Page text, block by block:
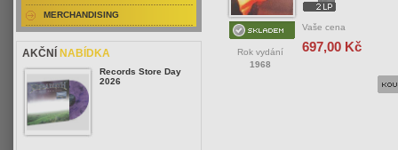
Rok vydání
1968
Vaše cena
697,00 Kč
MERCHANDISING
AKČNÍ NABÍDKA
Records Store Day
2026